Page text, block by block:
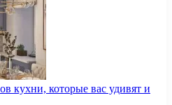
кухни, которые вас удивят и